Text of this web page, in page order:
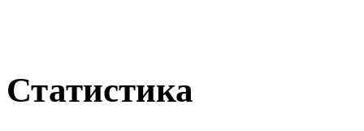
Статистика